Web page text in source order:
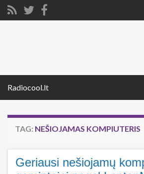
Radiocool.lt
TAG: NEŠIOJAMAS KOMPIUTERIS
Geriausi nešiojamų